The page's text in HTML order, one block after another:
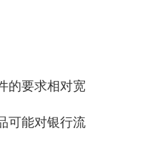
的要求相对宽
可能对银行流